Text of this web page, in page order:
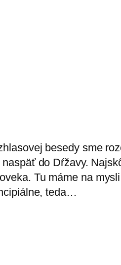
besedy sme
do Dŕžavy.
Tu máme na
teda…